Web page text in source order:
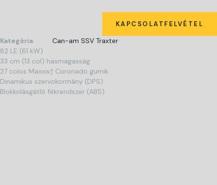
KAPCSOLATFELVÉTEL
Kategória
Can-am SSV Traxter
82 LE (61 kW)
33 cm (13 col) hasmagasság
27 colos Maxxis† Coronado gumik
Dinamikus szervokormány (DPS)
Blokkolásgátló fékrendszer (ABS)